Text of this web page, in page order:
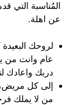
المُناسبة التي
عن اهلة.
لروحك
عام وانت من
دربك واعادك
إلى كل
من لا يملك